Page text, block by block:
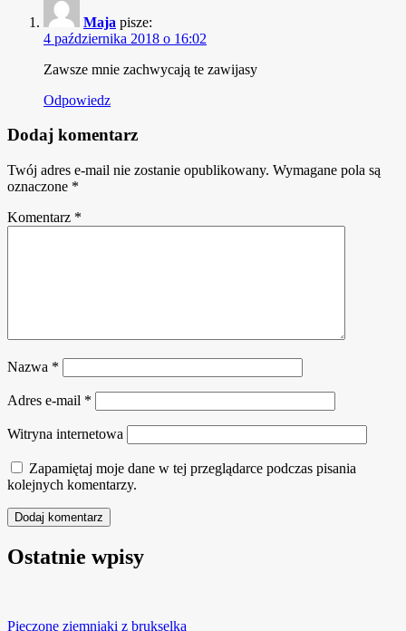
Maja pisze:
4 października 2018 o 16:02
Zawsze mnie zachwycają te zawijasy
Odpowiedz
Dodaj komentarz
Twój adres e-mail nie zostanie opublikowany. Wymagane pola są
oznaczone *
Komentarz *
Nazwa *
Adres e-mail *
Witryna internetowa
Zapamiętaj moje dane w tej przeglądarce podczas pisania
kolejnych komentarzy.
Ostatnie wpisy
Pieczone ziemniaki z brukselką